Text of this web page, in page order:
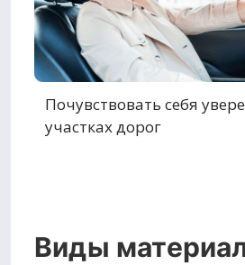
Почувствовать себя
участках дорог
Виды